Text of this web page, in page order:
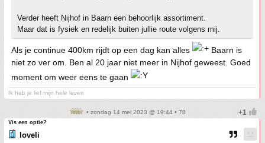
Verder heeft Nijhof in Baarn een behoorlijk assortiment.
Maar dat is fysiek en redelijk buiten jullie route volgens mij.
Als je continue 400km rijdt op een dag kan alles
Baarn is
niet zo ver om. Ben al 20 jaar niet meer in Nijhof geweest. Goed
moment om weer eens te gaan
Ik heb je lief mijn hele leven
• zondag 14 mei 2023 @ 19:44 • 78
Vis een optie?
loveli